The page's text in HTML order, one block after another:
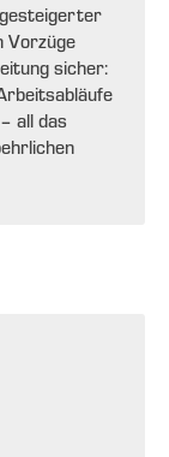
Vorzüge
sicher:
all das